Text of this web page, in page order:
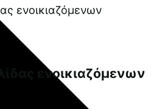
ενοικιαζόμενων